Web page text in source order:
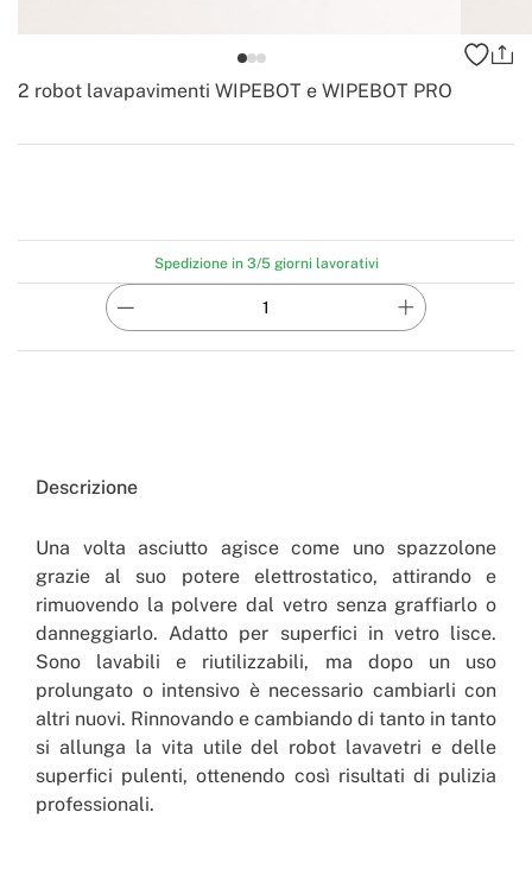
2 robot lavapavimenti WIPEBOT e WIPEBOT PRO
Create
Spedizione in 3/5 giorni lavorativi
Descrizione
Una volta asciutto agisce come uno spazzolone
grazie al suo potere elettrostatico, attirando e
rimuovendo la polvere dal vetro senza graffiarlo o
danneggiarlo. Adatto per superfici in vetro lisce.
Sono lavabili e riutilizzabili, ma dopo un uso
prolungato o intensivo è necessario cambiarli con
altri nuovi. Rinnovando e cambiando di tanto in tanto
si allunga la vita utile del robot lavavetri e delle
superfici pulenti, ottenendo così risultati di pulizia
professionali.